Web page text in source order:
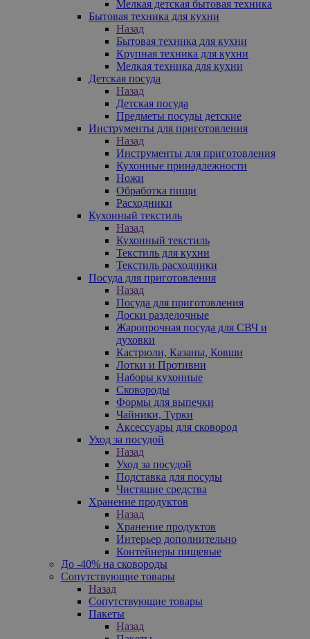
Мелкая детская бытовая техника
Бытовая техника для кухни
Назад
Бытовая техника для кухни
Крупная техника для кухни
Мелкая техника для кухни
Детская посуда
Назад
Детская посуда
Предметы посуды детские
Инструменты для приготовления
Назад
Инструменты для приготовления
Кухонные принадлежности
Ножи
Обработка пищи
Расходники
Кухонный текстиль
Назад
Кухонный текстиль
Текстиль для кухни
Текстиль расходники
Посуда для приготовления
Назад
Посуда для приготовления
Доски разделочные
Жаропрочная посуда для СВЧ и
духовки
Кастрюли, Казаны, Ковши
Лотки и Противни
Наборы кухонные
Сковороды
Формы для выпечки
Чайники, Турки
Аксессуары для сковород
Уход за посудой
Назад
Уход за посудой
Подставка для посуды
Чистящие средства
Хранение продуктов
Назад
Хранение продуктов
Интерьер дополнительно
Контейнеры пищевые
До -40% на сковороды
Сопутствующие товары
Назад
Сопутствующие товары
Пакеты
Назад